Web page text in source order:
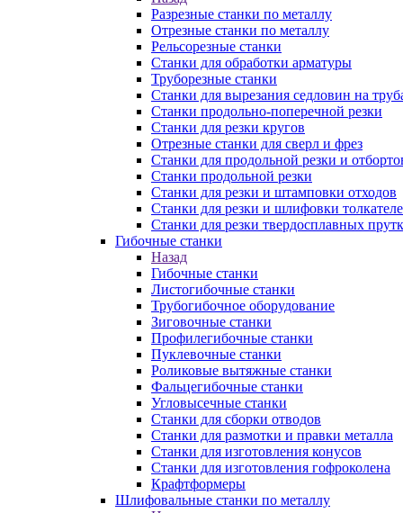
Разрезные станки по металлу
Отрезные станки по металлу
Рельсорезные станки
Станки для обработки арматуры
Труборезные станки
Станки для вырезания седловин на
Станки продольно-поперечной резки
Станки для резки кругов
Отрезные станки для сверл и фрез
Станки для продольной резки и
Станки продольной резки
Станки для резки и штамповки отходов
Станки для резки и шлифовки
Станки для резки твердосплавных
Гибочные станки
Назад
Гибочные станки
Листогибочные станки
Трубогибочное оборудование
Зиговочные станки
Профилегибочные станки
Пуклевочные станки
Роликовые вытяжные станки
Фальцегибочные станки
Угловысечные станки
Станки для сборки отводов
Станки для размотки и правки металла
Станки для изготовления конусов
Станки для изготовления гофроколена
Крафтформеры
Шлифовальные станки по металлу